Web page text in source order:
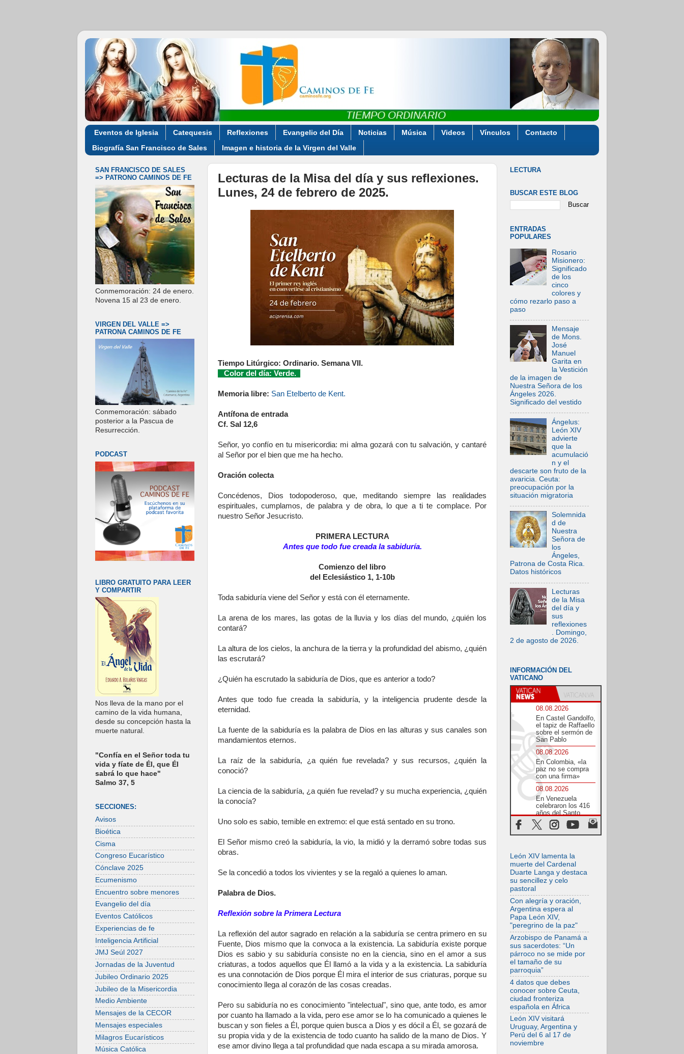
Eventos de Iglesia Catequesis Reflexiones Evangelio del Día Noticias Música Videos Vínculos
Contacto
Biografía San Francisco de Sales
Imagen e historia de la Virgen del Valle
Lecturas de la Misa del día y sus reflexiones.
Lunes, 24 de febrero de 2025.
Tiempo Litúrgico: Ordinario. Semana VII.
Color del día: Verde.
Memoria libre: San Etelberto de Kent.
Antífona de entrada
Cf. Sal 12,6
Señor, yo confío en tu misericordia: mi alma gozará con tu salvación, y cantaré
al Señor por el bien que me ha hecho.
Oración colecta
Concédenos, Dios todopoderoso, que, meditando siempre las realidades
espirituales, cumplamos, de palabra y de obra, lo que a ti te complace. Por
nuestro Señor Jesucristo.
PRIMERA LECTURA
Antes que todo fue creada la sabiduría.
Comienzo del libro
del Eclesiástico 1, 1-10b
Toda sabiduría viene del Señor y está con él eternamente.
La arena de los mares, las gotas de la lluvia y los días del mundo, ¿quién los
contará?
La altura de los cielos, la anchura de la tierra y la profundidad del abismo, ¿quién
las escrutará?
¿Quién ha escrutado la sabiduría de Dios, que es anterior a todo?
Antes que todo fue creada la sabiduría, y la inteligencia prudente desde la
eternidad.
La fuente de la sabiduría es la palabra de Dios en las alturas y sus canales son
mandamientos eternos.
La raíz de la sabiduría, ¿a quién fue revelada? y sus recursos, ¿quién la
conoció?
La ciencia de la sabiduría, ¿a quién fue revelad? y su mucha experiencia, ¿quién
la conocía?
Uno solo es sabio, temible en extremo: el que está sentado en su trono.
El Señor mismo creó la sabiduría, la vio, la midió y la derramó sobre todas sus
obras.
Se la concedió a todos los vivientes y se la regaló a quienes lo aman.
Palabra de Dios.
Reflexión sobre la Primera Lectura
La reflexión del autor sagrado en relación a la sabiduría se centra primero en su
Fuente, Dios mismo que la convoca a la existencia. La sabiduría existe porque
Dios es sabio y su sabiduría consiste no en la ciencia, sino en el amor a sus
criaturas, a todos aquellos que Él llamó a la vida y a la existencia. La sabiduría
es una connotación de Dios porque Él mira el interior de sus criaturas, porque su
conocimiento llega al corazón de las cosas creadas.
Pero su sabiduría no es conocimiento "intelectual", sino que, ante todo, es amor
por cuanto ha llamado a la vida, pero ese amor se lo ha comunicado a quienes le
buscan y son fieles a Él, porque quien busca a Dios y es dócil a Él, se gozará de
su propia vida y de la existencia de todo cuanto ha salido de la mano de Dios. Y
ese amor divino llega a tal profundidad que nada escapa a su mirada amorosa.
SAN FRANCISCO DE SALES
=> PATRONO CAMINOS DE FE
Conmemoración: 24 de enero.
Novena 15 al 23 de enero.
VIRGEN DEL VALLE =>
PATRONA CAMINOS DE FE
Conmemoración: sábado
posterior a la Pascua de
Resurrección.
PODCAST
LIBRO GRATUITO PARA LEER
Y COMPARTIR
Nos lleva de la mano por el
camino de la vida humana,
desde su concepción hasta la
muerte natural.
"Confía en el Señor toda tu
vida y fíate de Él, que Él
sabrá lo que hace"
Salmo 37, 5
SECCIONES:
Avisos
Bioética
Cisma
Congreso Eucarístico
Cónclave 2025
Ecumenismo
Encuentro sobre menores
Evangelio del día
Eventos Católicos
Experiencias de fe
Inteligencia Artificial
JMJ Seúl 2027
Jornadas de la Juventud
Jubileo Ordinario 2025
Jubileo de la Misericordia
Medio Ambiente
Mensajes de la CECOR
Mensajes especiales
Milagros Eucarísticos
Música Católica
LECTURA
BUSCAR ESTE BLOG
ENTRADAS
POPULARES
Rosario
Misionero:
Significado
de los
cinco
colores y
cómo rezarlo paso a
paso
Mensaje
de Mons.
José
Manuel
Garita en
la Vestición
de la imagen de
Nuestra Señora de los
Ángeles 2026.
Significado del vestido
Ángelus:
León XIV
advierte
que la
acumulació
n y el
descarte son fruto de la
avaricia. Ceuta:
preocupación por la
situación migratoria
Solemnida
d de
Nuestra
Señora de
los
Ángeles,
Patrona de Costa Rica.
Datos históricos
Lecturas
de la Misa
del día y
sus
reflexiones
. Domingo,
2 de agosto de 2026.
INFORMACIÓN DEL
VATICANO
08.08.2026
En Castel Gandolfo,
el tapiz de Raffaello
sobre el sermón de
San Pablo
08.08.2026
En Colombia, «la
paz no se compra
con una firma»
08.08.2026
En Venezuela
celebraron los 416
años del Santo
Cristo de La Grita
08.08.2026
contemplamos la
victoria del amor
sobre la muerte
08.08.2026
León XIV visitará el
Santuario de la
Madre del Buen
Consejo de
Genazzano
07.08.2026
Filipinas: el
Vicariato Apostólico
de Calapán se
convierte en
diócesis
07.08.2026
Honduras: Los
desplazados
invisibles de una
crisis olvidada
07.08.2026
Bokalic: "En
Argentina el Papa
León XIV lamenta la
muerte del Cardenal
Duarte Langa y destaca
su sencillez y celo
pastoral
Con alegría y oración,
Argentina espera al
Papa León XIV,
"peregrino de la paz"
Arzobispo de Panamá a
sus sacerdotes: “Un
párroco no se mide por
el tamaño de su
parroquia”
4 datos que debes
conocer sobre Ceuta,
ciudad fronteriza
española en África
León XIV visitará
Uruguay, Argentina y
Perú del 6 al 17 de
noviembre